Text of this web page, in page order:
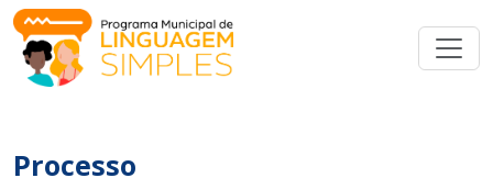
Processo